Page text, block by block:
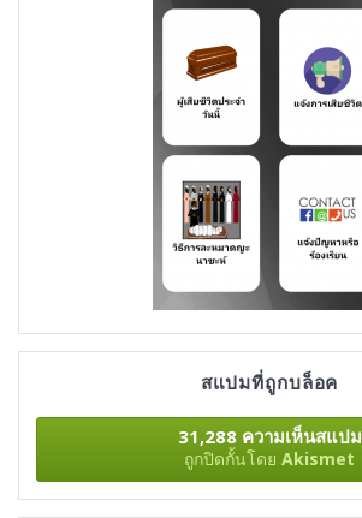
สแปมที่ถูกบล็อค
31,288 ความเห็นสแปม
ถูกปิดกั้นโดย Akismet